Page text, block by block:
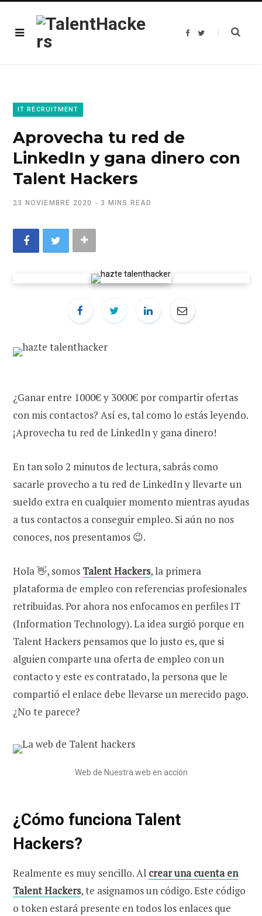
F
T
IT RECRUITMENT
Aprovecha tu red de
LinkedIn y gana dinero con
Talent Hackers
23 NOVIEMBRE 2020 3 MINS READ
¿Ganar entre 1000€ y 3000€ por compartir ofertas
con mis contactos? Así es, tal como lo estás leyendo.
¡Aprovecha tu red de LinkedIn y gana dinero!
En tan solo 2 minutos de lectura, sabrás como
sacarle provecho a tu red de LinkedIn y llevarte un
sueldo extra en cualquier momento mientras ayudas
a tus contactos a conseguir empleo. Si aún no nos
conoces, nos presentamos 😉.
Hola 👋, somos Talent Hackers, la primera
plataforma de empleo con referencias profesionales
retribuidas. Por ahora nos enfocamos en perfiles IT
(Information Technology). La idea surgió porque en
Talent Hackers pensamos que lo justo es, que si
alguien comparte una oferta de empleo con un
contacto y este es contratado, la persona que le
compartió el enlace debe llevarse un merecido pago.
¿No te parece?
Web de Nuestra web en acción
¿Cómo funciona Talent
Hackers?
Realmente es muy sencillo. Al crear una cuenta en
Talent Hackers, te asignamos un código. Este código
o token estará presente en todos los enlaces que